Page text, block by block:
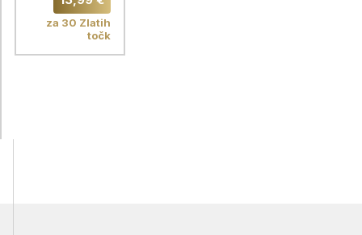
Fleurs
za 30 Zlatih
točk